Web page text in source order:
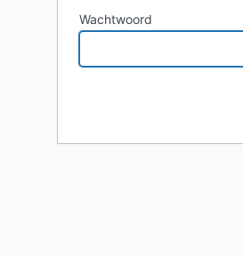
Wachtwoord